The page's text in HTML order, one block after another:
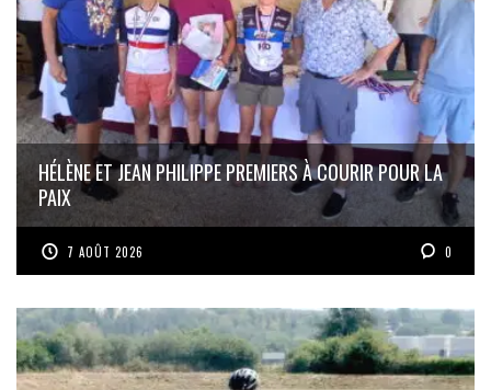
HÉLÈNE ET JEAN PHILIPPE PREMIERS À COURIR POUR LA
PAIX
7 AOÛT 2026 0